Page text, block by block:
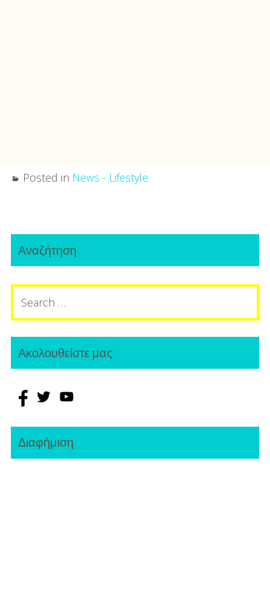
Posted in News - Lifestyle
navigation
Primary
Sidebar
Αναζήτηση
Search
for:
Ακολουθείστε μας
Διαφήμιση